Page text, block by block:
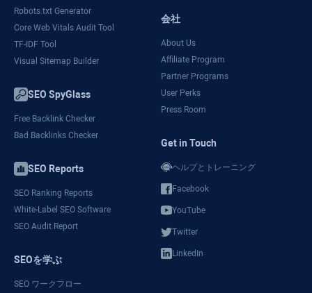
Robots.txt Generator
Core Web Vitals Audit Tool
TF-IDF Tool
Visual Sitemap Builder
SEO SpyGlass
Free Backlink Checker
Bad Backlinks Checker
SEO Reports
SEO Ranking Reports
White-Label SEO Software
SEO Audit Report
SEOを学ぶ
SEO ワークフロー
会社
About Us
Affiliate Program
Partner Programs
User Perks
Press Room
Get in Touch
ヘルプとトレーニング
Facebook
YouTube
Twitter
LinkedIn